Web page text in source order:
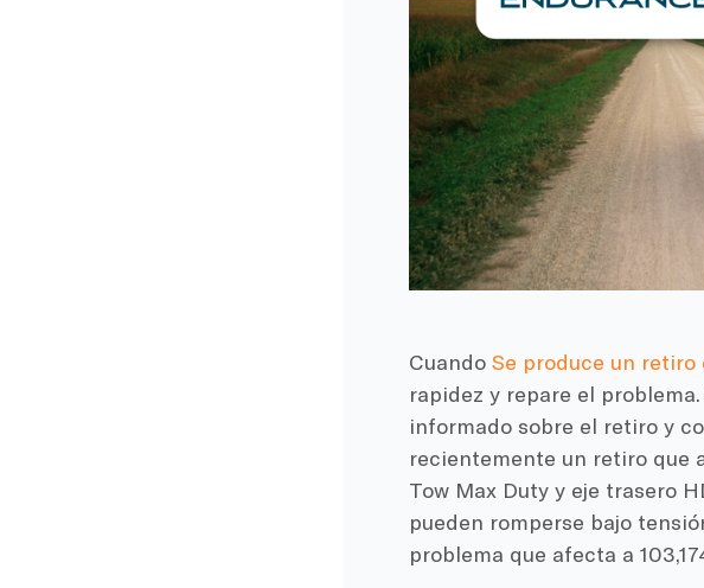
Cuando Se produce un retiro
rapidez y repare el
informado sobre el retiro y
recientemente un retiro que
Tow Max Duty y eje trasero
pueden romperse bajo
problema que afecta a